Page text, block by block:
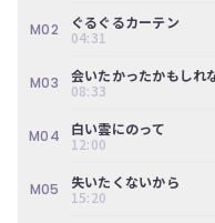
M02
ぐるぐるカーテン
04:31
M03
会いたかったかもしれ
08:33
M04
白い雲にのって
12:00
M05
失いたくないから
15:20